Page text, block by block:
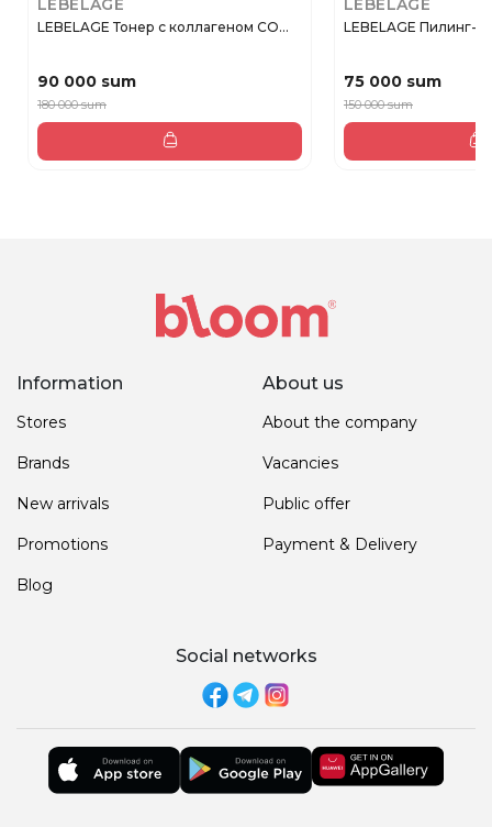
LEBELAGE
LEBELAGE Тонер с коллагеном CO...
90 000 sum
180 000 sum
LEBELAGE
LEBELAGE Пилинг-
75 000 sum
150 000 sum
Information
Stores
Brands
New arrivals
Promotions
Blog
About us
About the company
Vacancies
Public offer
Payment & Delivery
Social networks